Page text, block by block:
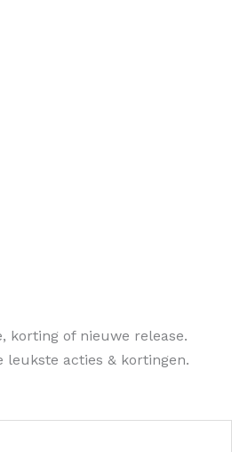
korting of nieuwe release.
leukste acties & kortingen.